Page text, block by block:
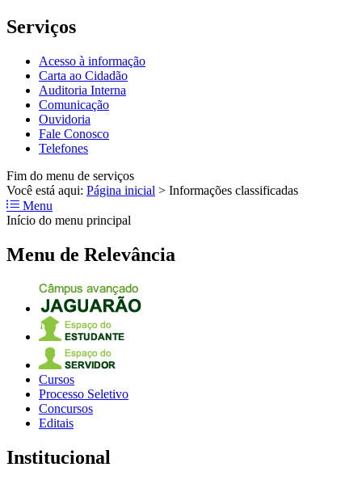
Serviços
Acesso à informação
Carta ao Cidadão
Auditoria Interna
Comunicação
Ouvidoria
Fale Conosco
Telefones
Fim do menu de serviços
Você está aqui: Página inicial > Informações classificadas
Menu
Início do menu principal
Menu de Relevância
Cursos
Processo Seletivo
Concursos
Editais
Institucional